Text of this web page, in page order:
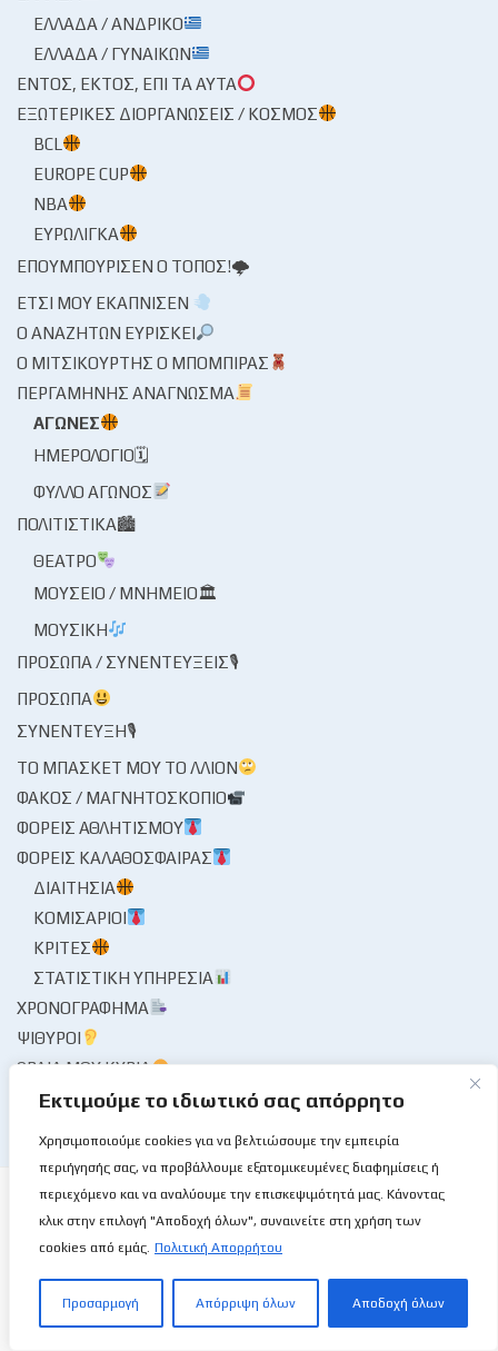
Εκτιμούμε το ιδιωτικό σας απόρρητο
Χρησιμοποιούμε cookies για να βελτιώσουμε την εμπειρία
περιήγησής σας, να προβάλλουμε εξατομικευμένες διαφημίσεις ή
περιεχόμενο και να αναλύουμε την επισκεψιμότητά μας. Κάνοντας
κλικ στην επιλογή "Αποδοχή όλων", συναινείτε στη χρήση των
cookies από εμάς. Πολιτική Απορρήτου
Προσαρμογή Απόρριψη όλων Αποδοχή όλων
ΕΛΛΆΔΑ / ΑΝΔΡΙΚΌ
ΕΛΛΆΔΑ / ΓΥΝΑΙΚΏΝ
ΕΝΤΌΣ, ΕΚΤΌΣ, ΕΠΊ ΤΑ ΑΥΤΆ
ΕΞΩΤΕΡΙΚΈΣ ΔΙΟΡΓΑΝΏΣΕΙΣ / ΚΌΣΜΟΣ
BCL
EUROPE CUP
NBA
ΕΥΡΩΛΊΓΚΑ
ΕΠΟΥΜΠΟΎΡΙΣΕΝ Ο ΤΌΠΟΣ!🌩
ΈΤΣΙ ΜΟΥ ΕΚΆΠΝΙΣΕΝ
Ο ΑΝΑΖΗΤΏΝ ΕΥΡΊΣΚΕΙ
Ο ΜΙΤΣΙΚΟΥΡΤΉΣ Ο ΜΠΌΜΠΙΡΑΣ
ΠΕΡΓΑΜΗΝΉΣ ΑΝΆΓΝΩΣΜΑ
ΑΓΏΝΕΣ
ΗΜΕΡΟΛΌΓΙΟ🗓
ΦΎΛΛΟ ΑΓΏΝΟΣ
ΠΟΛΙΤΙΣΤΙΚΆ🏙
ΘΈΑΤΡΟ
ΜΟΥΣΕΊΟ / ΜΝΗΜΕΊΟ🏛
ΜΟΥΣΙΚΉ
ΠΡΌΣΩΠΑ / ΣΥΝΕΝΤΕΎΞΕΙΣ🎙
ΠΡΌΣΩΠΑ
ΣΥΝΈΝΤΕΥΞΗ🎙
ΤΟ ΜΠΆΣΚΕΤ ΜΟΥ ΤΟ ΛΛΊΟΝ
ΦΑΚΌΣ / ΜΑΓΝΗΤΟΣΚΌΠΙΟ
ΦΟΡΕΊΣ ΑΘΛΗΤΙΣΜΟΎ
ΦΟΡΕΊΣ ΚΑΛΑΘΌΣΦΑΙΡΑΣ
ΔΙΑΙΤΗΣΊΑ
ΚΟΜΙΣΆΡΙΟΙ
ΚΡΙΤΈΣ
ΣΤΑΤΙΣΤΙΚΉ ΥΠΗΡΕΣΊΑ
ΧΡΟΝΟΓΡΆΦΗΜΑ
ΨΊΘΥΡΟΙ
ΩΡΑΊΑ ΜΟΥ ΚΥΡΊΑ
Μια νέα ιστοσελίδα εμφανίζεται σήμερα μπροστά στις οθόνες